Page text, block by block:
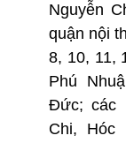
Nguyễn
quận nội
8, 10, 11,
Phú
Đức; các
Chi, Hóc